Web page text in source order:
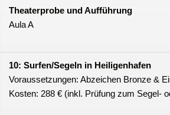
Theaterprobe und Aufführung
Aula A
10: Surfen/Segeln in Heiligenhafen
Voraussetzungen: Abzeichen Bronze &
Kosten: 288 € (inkl. Prüfung zum Segel-